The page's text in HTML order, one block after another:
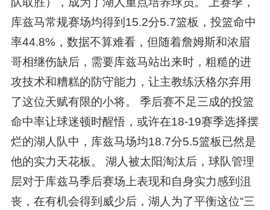
库兹马常规赛场均得到15.2分5.7篮板，投篮命中
率44.8%，数据不算难看，但随着詹姆斯和浓眉
哥相继伤缺后，需要库兹马站出来时，粗糙的进
攻技术和糟糕的防守能力，让主教练沃格尔弃用
了这位天赋有限的小将。 季后赛不足三成的投篮
命中率让球迷顿时醒悟，或许在18-19赛季选择摆
烂的湖人队中，库兹马场均18.7分5.5篮板已然是
他的实力天花板。 湖人被太阳淘汰后，球队管理
层对于库兹马季后赛场上表现和自身实力感到沮
丧，在有机会得到威少后，湖人为了平衡这位“三